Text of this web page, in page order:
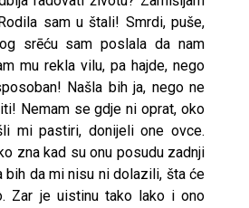
sam u štali! Smrdi, puše,
srēću sam poslala da nam
mu rekla vilu, pa hajde, nego
Našla bih ja, nego ne
Nemam se gdje ni oprat, oko
mi pastiri, donijeli one ovce.
zna kad su onu posudu zadnji
bih da mi nisu ni dolazili, šta će
Zar je uistinu tako lako i ono